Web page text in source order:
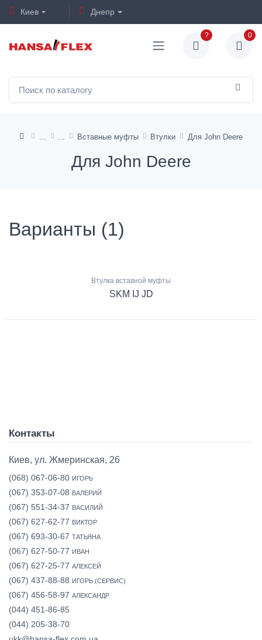
Киев Днепр
? 0
Вставные муфты Втулки Для John Deere
Для John Deere
Варианты (1)
Втулка вставной муфты
SKM IJ JD
Контакты
Киев, ул. Жмеринская, 26
(068) 067-06-80 ИГОРЬ
(067) 353-07-08 ВАЛЕРИЙ
(067) 551-34-37 ВАСИЛИЙ
(067) 627-62-77 ВИКТОР
(067) 693-30-67 ТАТЬЯНА
(067) 627-50-77 ИВАН
(067) 627-25-77 АЛЕКСЕЙ
(067) 437-88-88 ИГОРЬ (СЕРВИС)
(067) 456-58-97 АЛЕКСАНДР
(044) 451-86-85
(044) 205-38-70